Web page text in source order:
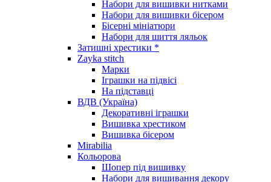
Набори для вишивки нитками
Набори для вишивки бісером
Бісерні мініатюри
Набори для шиття ляльок
Затишні хрестики *
Zayka stitch
Марки
Іграшки на підвісі
На підставці
ВДВ (Україна)
Декоративні іграшки
Вишивка хрестиком
Вишивка бісером
Mirabilia
Кольорова
Шопер під вишивку
Набори для вишивання декору